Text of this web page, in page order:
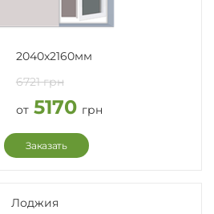
2040x2160мм
6721 грн
от 5170 грн
Заказать
Лоджия